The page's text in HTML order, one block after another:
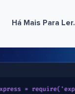
Há Mais Para Ler.